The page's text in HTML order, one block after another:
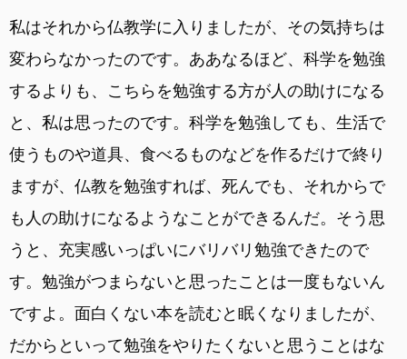
私はそれから仏教学に入りましたが、その気持ちは
変わらなかったのです。ああなるほど、科学を勉強
するよりも、こちらを勉強する方が人の助けになる
と、私は思ったのです。科学を勉強しても、生活で
使うものや道具、食べるものなどを作るだけで終り
ますが、仏教を勉強すれば、死んでも、それからで
も人の助けになるようなことができるんだ。そう思
うと、充実感いっぱいにバリバリ勉強できたので
す。勉強がつまらないと思ったことは一度もないん
ですよ。面白くない本を読むと眠くなりましたが、
だからといって勉強をやりたくないと思うことはな